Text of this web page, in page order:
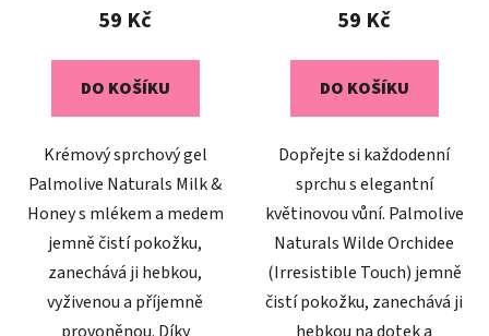
59 Kč
DO KOŠÍKU
Krémový sprchový gel
Palmolive Naturals Milk &
Honey s mlékem a medem
jemně čistí pokožku,
zanechává ji hebkou,
vyživenou a příjemně
provoněnou. Díky
59 Kč
DO KOŠÍKU
Dopřejte si každodenní
sprchu s elegantní
květinovou vůní. Palmolive
Naturals Wilde Orchidee
(Irresistible Touch) jemně
čistí pokožku, zanechává ji
hebkou na dotek a